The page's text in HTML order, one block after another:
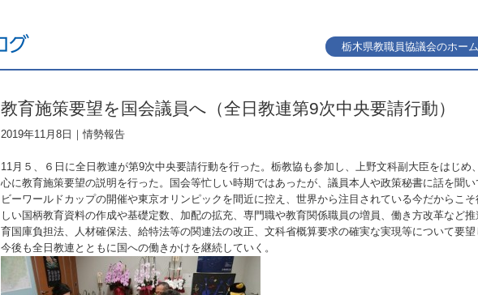
栃木県教職員協議会のホー
教育施策要望を国会議員へ（全日教連第9次中央要請行動）
2019年11月8日｜情勢報告
11月５、６日に全日教連が第9次中央要請行動を行った。栃教協も参加し、上野文科副大臣をはじめ
心に教育施策要望の説明を行った。国会等忙しい時期ではあったが、議員本人や政策秘書に話を聞
ビーワールドカップの開催や東京オリンピックを間近に控え、世界から注目されている今だからこ
しい国柄教育資料の作成や基礎定数、加配の拡充、専門職や教育関係職員の増員、働き方改革など
育国庫負担法、人材確保法、給特法等の関連法の改正、文科省概算要求の確実な実現等について要望
今後も全日教連とともに国への働きかけを継続していく。